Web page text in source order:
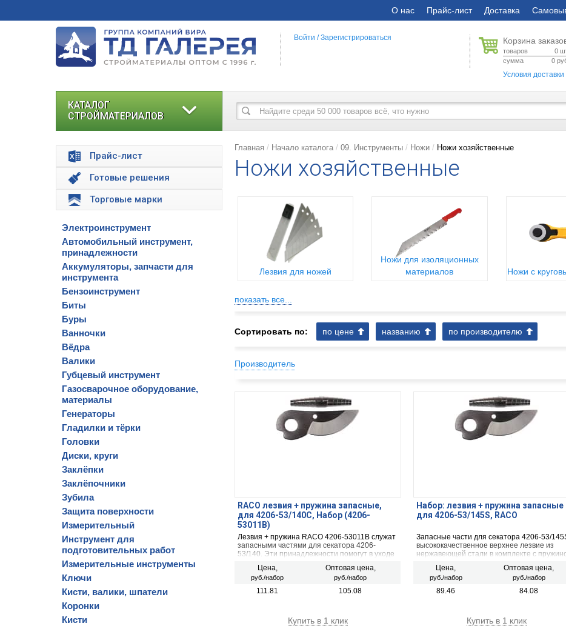
О нас Прайс-лист Доставка
Корзина
товаров 0
сумма
0
Условия доставки
Войти /Зарегистрироваться
КАТАЛОГ
СТРОЙМАТЕРИАЛОВ
Прайс-лист
Готовые решения
Торговые марки
Электроинструмент
Автомобильный инструмент,
принадлежности
Аккумуляторы, запчасти для
инструмента
Бензоинструмент
Биты
Буры
Ванночки
Вёдра
Валики
Губцевый инструмент
Газосварочное оборудование,
материалы
Генераторы
Гладилки и тёрки
Головки
Диски, круги
Заклёпки
Заклёпочники
Зубила
Защита поверхности
Измерительный
Инструмент для
подготовительных работ
Измерительные инструменты
Ключи
Кисти, валики, шпатели
Коронки
Кисти
Главная Начало каталога 09. Инструменты Ножи Ножи хозяйственные
Ножи хозяйственные
Лезвия для ножей
Ножи для изоляционных
материалов
Ножи с
показать все...
Сортировать по: по цене названию по производителю
Производитель
RACO лезвия + пружина запасные,
для 4206-53/140C, Набор (4206-
53011B)
Лезвия + пружина RACO 4206-53011B служат
запасными частями для секатора 4206-
53/140. Эти принадлежности помогут в уходе
приусадебном участке.
Цена,
руб./набор
Оптовая цена,
руб./набор
111.81 105.08
Купить в 1 клик
Набор: лезвия + пружина запасные
для 4206-53/145S, RACO
Запасные части для секатора 4206-53/
высококачественное верхнее лезвие из
нержавеющей стали в комплекте с
обеспечивает легкость хода.
Цена,
руб./набор
Оптовая цена,
руб./набор
89.46 84.08
Купить в 1 клик